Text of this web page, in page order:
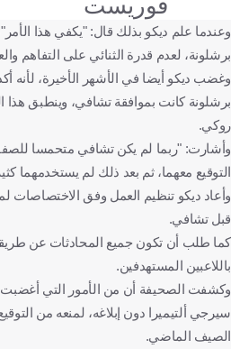
فوريست
وعندما علم ديكو بذلك قال: "يكفي هذا
برشلونة، لعدم قدرة الثنائي على التفاهم
وغضب ديكو أيضا في الأشهر الأخيرة، لأنه
برشلونة كانت بموافقة تشافي، وينطبق هذا
روكي.
وأشارت: "ربما لم يكن تشافي متحمسا
التوقيع معهما، ثم بعد ذلك لم يستخدمهما
وأعاد ديكو تنظيم العمل وفق الاختصاصات
قبل تشافي.
كما طلب أن تكون جميع المحادثات عن
باللاعبين المستهدفين.
وكشفت الصحيفة أن من الأمور التي أغضبت
سيرجي ألتيميرا دون إبلاغه، لمنعه من
الصيف الماضي.